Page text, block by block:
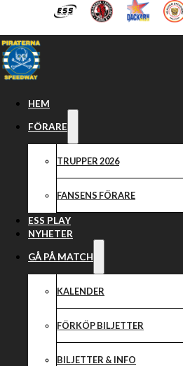
Hoppa till huvudinnehåll Hoppa till
HEM
FÖRARE
TRUPPER 2026
FANSENS FÖRARE
ESS PLAY
NYHETER
GÅ PÅ MATCH
KALENDER
FÖRKÖP BILJETTER
BILJETTER & INFO